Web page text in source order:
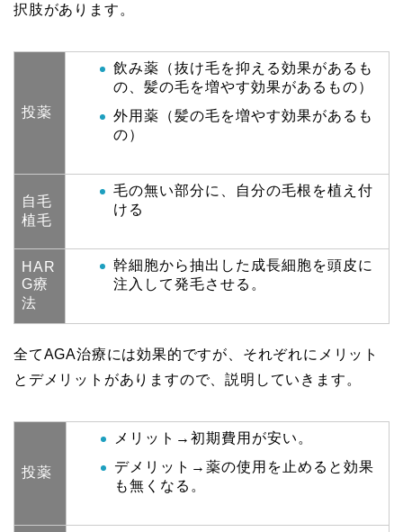
択肢があります。
投薬
飲み薬（抜け毛を抑える効果があるも
の、髪の毛を増やす効果があるもの）
外用薬（髪の毛を増やす効果があるも
の）
自毛
植毛
毛の無い部分に、自分の毛根を植え付
ける
HAR
G療
法
幹細胞から抽出した成長細胞を頭皮に
注入して発毛させる。
全てAGA治療には効果的ですが、それぞれにメリット
とデメリットがありますので、説明していきます。
投薬
メリット→初期費用が安い。
デメリット→薬の使用を止めると効果
も無くなる。